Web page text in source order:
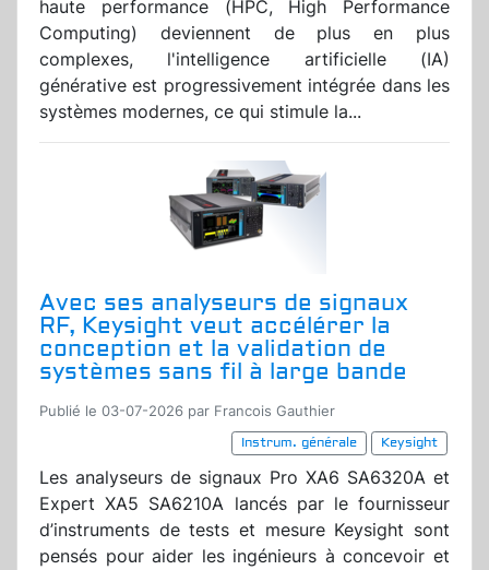
haute performance (HPC, High Performance
Computing) deviennent de plus en plus
complexes, l'intelligence artificielle (IA)
générative est progressivement intégrée dans les
systèmes modernes, ce qui stimule la...
Avec ses analyseurs de signaux
RF, Keysight veut accélérer la
conception et la validation de
systèmes sans fil à large bande
Publié le 03-07-2026 par Francois Gauthier
Instrum. générale
Keysight
Les analyseurs de signaux Pro XA6 SA6320A et
Expert XA5 SA6210A lancés par le fournisseur
d’instruments de tests et mesure Keysight sont
pensés pour aider les ingénieurs à concevoir et